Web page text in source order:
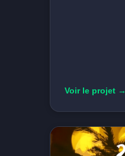
Voir le projet →